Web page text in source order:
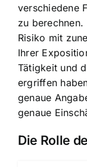
verschiedene
zu
Risiko mit
Ihrer
Tätigkeit und
ergriffen
genaue
genaue
Die Rolle